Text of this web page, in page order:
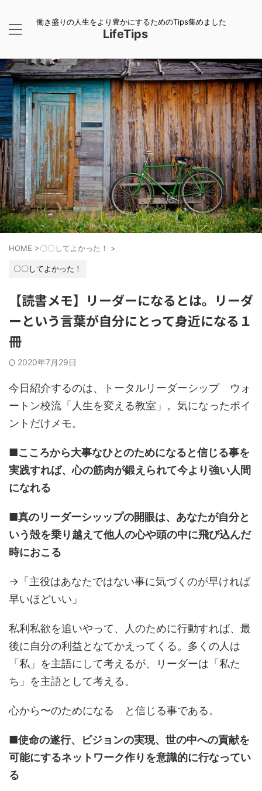
働き盛りの人生をより豊かにするためのTips集めました
LifeTips
HOME >〇〇してよかった！ >
〇〇してよかった！
【読書メモ】リーダーになるとは。リーダ
ーという言葉が自分にとって身近になる１
冊
2020年7月29日
今日紹介するのは、トータルリーダーシップ ウォ
ートン校流「人生を変える教室」。気になったポイ
ントだけメモ。
■こころから大事なひとのためになると信じる事を
実践すれば、心の筋肉が鍛えられて今より強い人間
になれる
■真のリーダーシッップの開眼は、あなたが自分と
いう殻を乗り越えて他人の心や頭の中に飛び込んだ
時におこる
→「主役はあなたではない事に気づくのが早ければ
早いほどいい」
私利私欲を追いやって、人のために行動すれば、最
後に自分の利益となてかえってくる。多くの人は
「私」を主語にして考えるが、リーダーは「私た
ち」を主語として考える。
心から〜のためになる と信じる事である。
■使命の遂行、ビジョンの実現、世の中への貢献を
可能にするネットワーク作りを意識的に行なってい
る